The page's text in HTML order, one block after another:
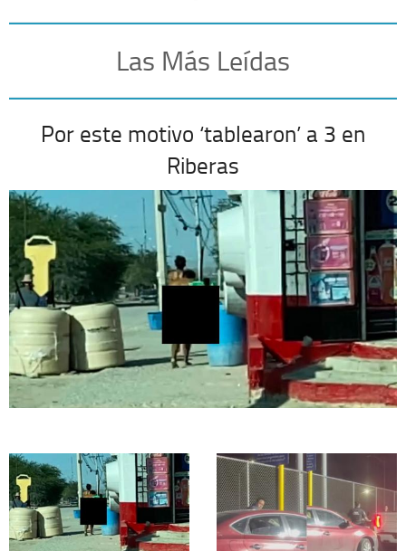
Las Más Leídas
Por este motivo ‘tablearon’ a 3 en
Riberas